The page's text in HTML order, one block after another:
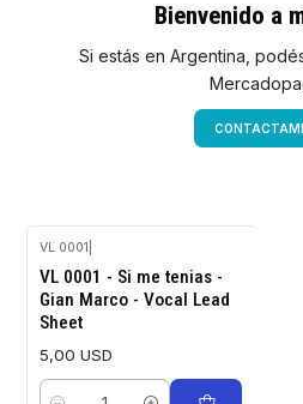
Bienvenido a
Si estás en Argentina,
VL 0001
VL 0001 - Si me tenias -
Gian Marco - Vocal Lead
Sheet
5,00 USD